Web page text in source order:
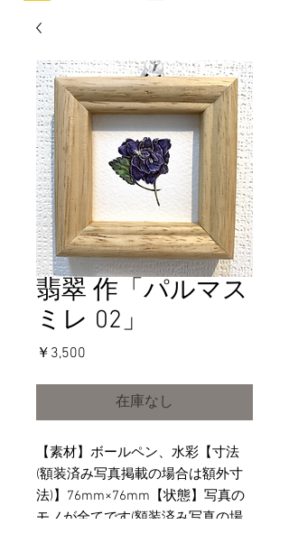
翡翠 作「パルマス
ミレ 02」
￥3,500
在庫なし
【素材】ボールペン、水彩【寸法
(額装済み写真掲載の場合は額外寸
法)】76mm×76mm【状態】写真の
モノが全てです(額装済み写真の場